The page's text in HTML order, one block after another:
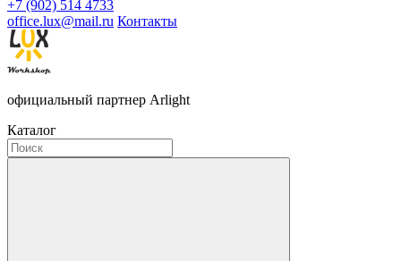
+7 (902) 514 4733
office.lux@mail.ru Контакты
официальный партнер Arlight
Каталог